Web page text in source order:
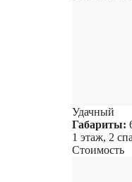
Удачный
Габариты:
1 этаж, 2
Стоимость